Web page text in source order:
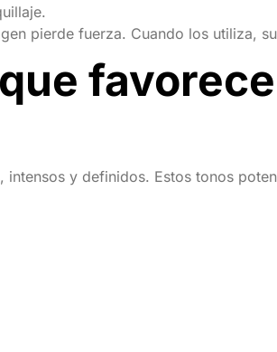
pierde fuerza. Cuando los utiliza,
intensos y definidos. Estos tonos